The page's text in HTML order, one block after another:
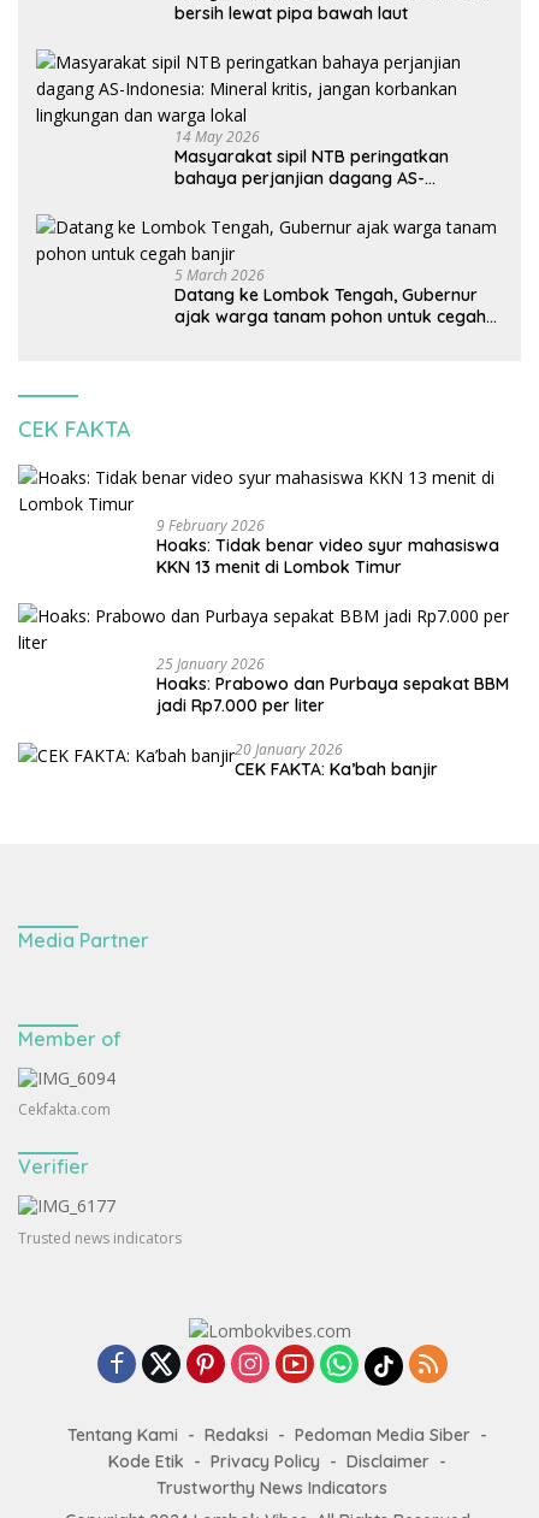
bersih lewat pipa bawah laut
14 May 2026
Masyarakat sipil NTB peringatkan
bahaya perjanjian dagang AS-
korbankan lingkungan dan warga lokal
5 March 2026
Datang ke Lombok Tengah, Gubernur
ajak warga tanam pohon untuk cegah
CEK FAKTA
9 February 2026
Hoaks: Tidak benar video syur mahasiswa
KKN 13 menit di Lombok Timur
25 January 2026
Hoaks: Prabowo dan Purbaya sepakat BBM
jadi Rp7.000 per liter
20 January 2026
CEK FAKTA: Ka’bah banjir
Media Partner
Member of
Cekfakta.com
Verifier
Trusted news indicators
Tentang Kami Redaksi
Pedoman Media Siber
Kode Etik
Privacy Policy
Disclaimer
Trustworthy News Indicators